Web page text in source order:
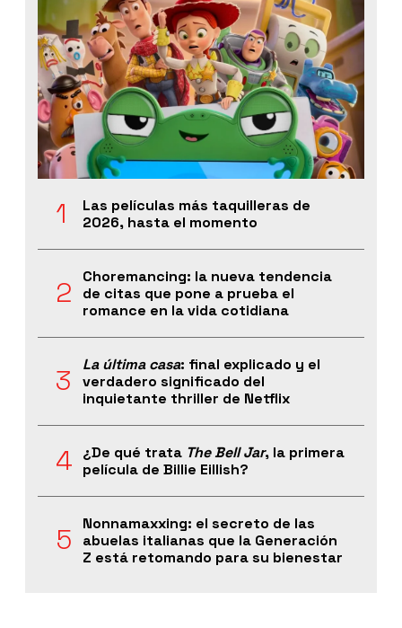
Las películas más taquilleras de
2026, hasta el momento
Choremancing: la nueva tendencia
de citas que pone a prueba el
romance en la vida cotidiana
La última casa: final explicado y el
verdadero significado del
inquietante thriller de Netflix
¿De qué trata The Bell Jar, la primera
película de Billie Eillish?
Nonnamaxxing: el secreto de las
abuelas italianas que la Generación
Z está retomando para su bienestar